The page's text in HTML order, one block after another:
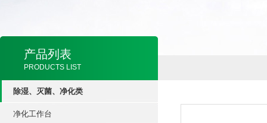
产品列表
PRODUCTS LIST
除湿、灭菌、净化类
净化工作台